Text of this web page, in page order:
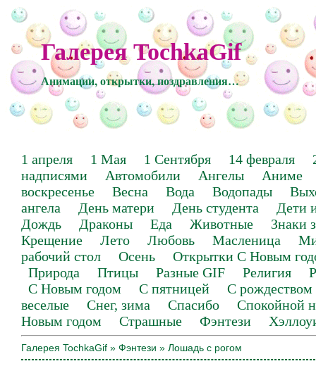
Галерея TochkaGif
Анимации, открытки, поздравления…
1 апреля 1 Мая 1 Сентября 14 февраля
надписями
Автомобили Ангелы
Аниме
воскресенье
Весна Вода Водопады
ангела
День матери День студента
Дети
Дождь
Драконы Еда Животные
Знаки
Крещение
Лето Любовь Масленица
рабочий стол
Осень
Открытки С Новым
Природа
Птицы Разные GIF Религия
С Новым годом
С пятницей
С рождеством
веселые
Снег, зима Спасибо
Спокойной
Новым годом
Страшные Фэнтези
Галерея TochkaGif » Фэнтези » Лошадь с рогом